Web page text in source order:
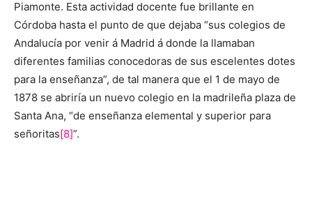
Piamonte. Esta actividad docente fue brillante en
Córdoba hasta el punto de que dejaba “sus colegios de
Andalucía por venir á Madrid á donde la llamaban
diferentes familias conocedoras de sus escelentes dotes
para la enseñanza”, de tal manera que el 1 de mayo de
1878 se abriría un nuevo colegio en la madrileña plaza de
Santa Ana, “de enseñanza elemental y superior para
señoritas[8]”.